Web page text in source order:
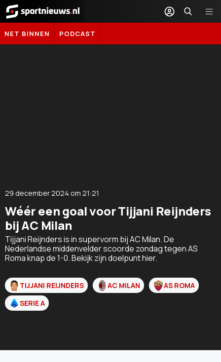
Sportnieuws.nl
NET BINNEN PODCAST
29 december 2024 om 21:21
Wéér een goal voor Tijjani Reijnders
bij AC Milan
Tijjani Reijnders is in supervorm bij AC Milan. De
Nederlandse middenvelder scoorde zondag tegen AS
Roma knap de 1-0. Bekijk zijn doelpunt hier.
TIJJANI REIJNDERS AC MILAN
AS ROMA
SERIE A